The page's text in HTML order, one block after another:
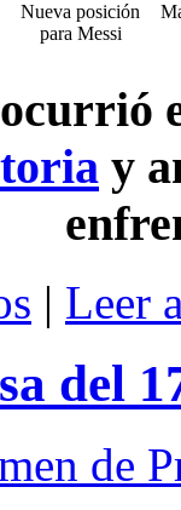
Nueva posición
para Messi
y
| Leer
del
de